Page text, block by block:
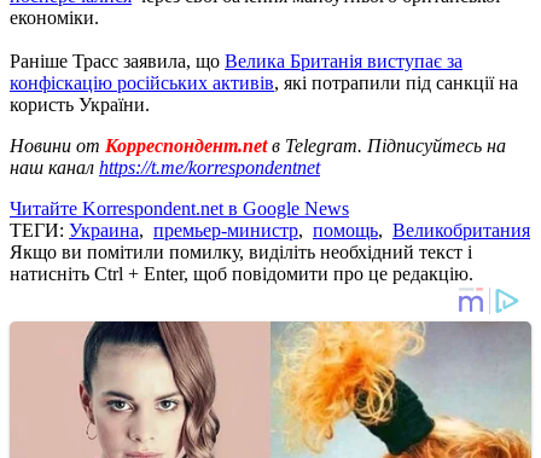
економіки.
Раніше Трасс заявила, що Велика Британія виступає за
конфіскацію російських активів, які потрапили під санкції на
користь України.
Новини от Корреспондент.netв Telegram. Підписуйтесь на
наш канал https://t.me/korrespondentnet
Читайте Korrespondent.net в Google News
ТЕГИ: Украина, премьер-министр, помощь, Великобритания
Якщо ви помітили помилку, виділіть необхідний текст і
натисніть Ctrl + Enter, щоб повідомити про це редакцію.